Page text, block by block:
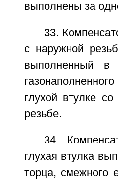
выполнены за
33.
с наружной
выполненный в
глухой втулке
резьбе.
34.
глухая втулка
торца, смежного